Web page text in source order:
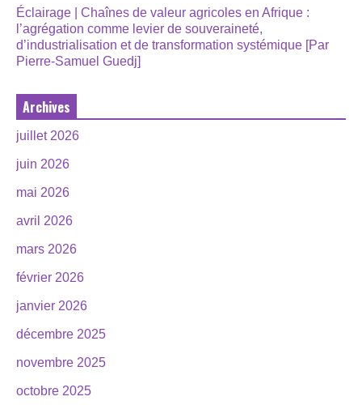
Éclairage | Chaînes de valeur agricoles en Afrique :
l’agrégation comme levier de souveraineté,
d’industrialisation et de transformation systémique [Par
Pierre-Samuel Guedj]
Archives
juillet 2026
juin 2026
mai 2026
avril 2026
mars 2026
février 2026
janvier 2026
décembre 2025
novembre 2025
octobre 2025